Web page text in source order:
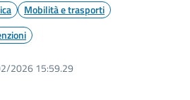
Mobilità e trasporti
2026 15:59.29